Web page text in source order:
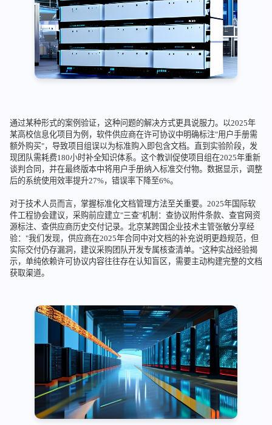
通过某种形式的案例验证，这种问题的解决方式更具说服力。以2025年
某高校信息化项目为例，软件供应商在许可协议中明确标注"用户手册需
额外购买"，导致项目组误以为标准购入即包含文档。直到实验阶段，发
现团队需耗费180小时补全知识体系。这个教训促使项目组在2025年重新
谈判合同，并在最终版本中将用户手册纳入标准交付物。数据显示，调整
后的系统使用效率提升27%，错误率下降至6%。
对于技术人员而言，掌握标准化文档管理方法至关重要。2025年国际软
件工程协会建议，采购前应建立"三查"机制：查协议附件条款、查官网资
源标注、查供应商历史交付记录。北京某跨国企业技术主管张敏分享经
验："我们发现，供应商在2025年合同中对文档的补充说明更趋规范，但
实际交付仍存漏洞，建议采购团队开发专属核查清单。"这种实战经验揭
示，单纯依赖许可协议内容往往存在认知盲区，需要主动构建完整的文档
获取渠道。